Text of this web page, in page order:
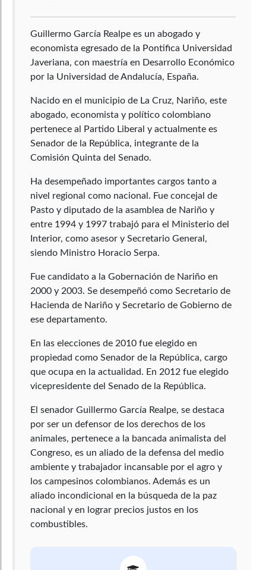
Guillermo García Realpe es un abogado y
economista egresado de la Pontifica Universidad
Javeriana, con maestría en Desarrollo Económico
por la Universidad de Andalucía, España.
Nacido en el municipio de La Cruz, Nariño, este
abogado, economista y político colombiano
pertenece al Partido Liberal y actualmente es
Senador de la República, integrante de la
Comisión Quinta del Senado.
Ha desempeñado importantes cargos tanto a
nivel regional como nacional. Fue concejal de
Pasto y diputado de la asamblea de Nariño y
entre 1994 y 1997 trabajó para el Ministerio del
Interior, como asesor y Secretario General,
siendo Ministro Horacio Serpa.
Fue candidato a la Gobernación de Nariño en
2000 y 2003. Se desempeñó como Secretario de
Hacienda de Nariño y Secretario de Gobierno de
ese departamento.
En las elecciones de 2010 fue elegido en
propiedad como Senador de la República, cargo
que ocupa en la actualidad. En 2012 fue elegido
vicepresidente del Senado de la República.
El senador Guillermo García Realpe, se destaca
por ser un defensor de los derechos de los
animales, pertenece a la bancada animalista del
Congreso, es un aliado de la defensa del medio
ambiente y trabajador incansable por el agro y
los campesinos colombianos. Además es un
aliado incondicional en la búsqueda de la paz
nacional y en lograr precios justos en los
combustibles.